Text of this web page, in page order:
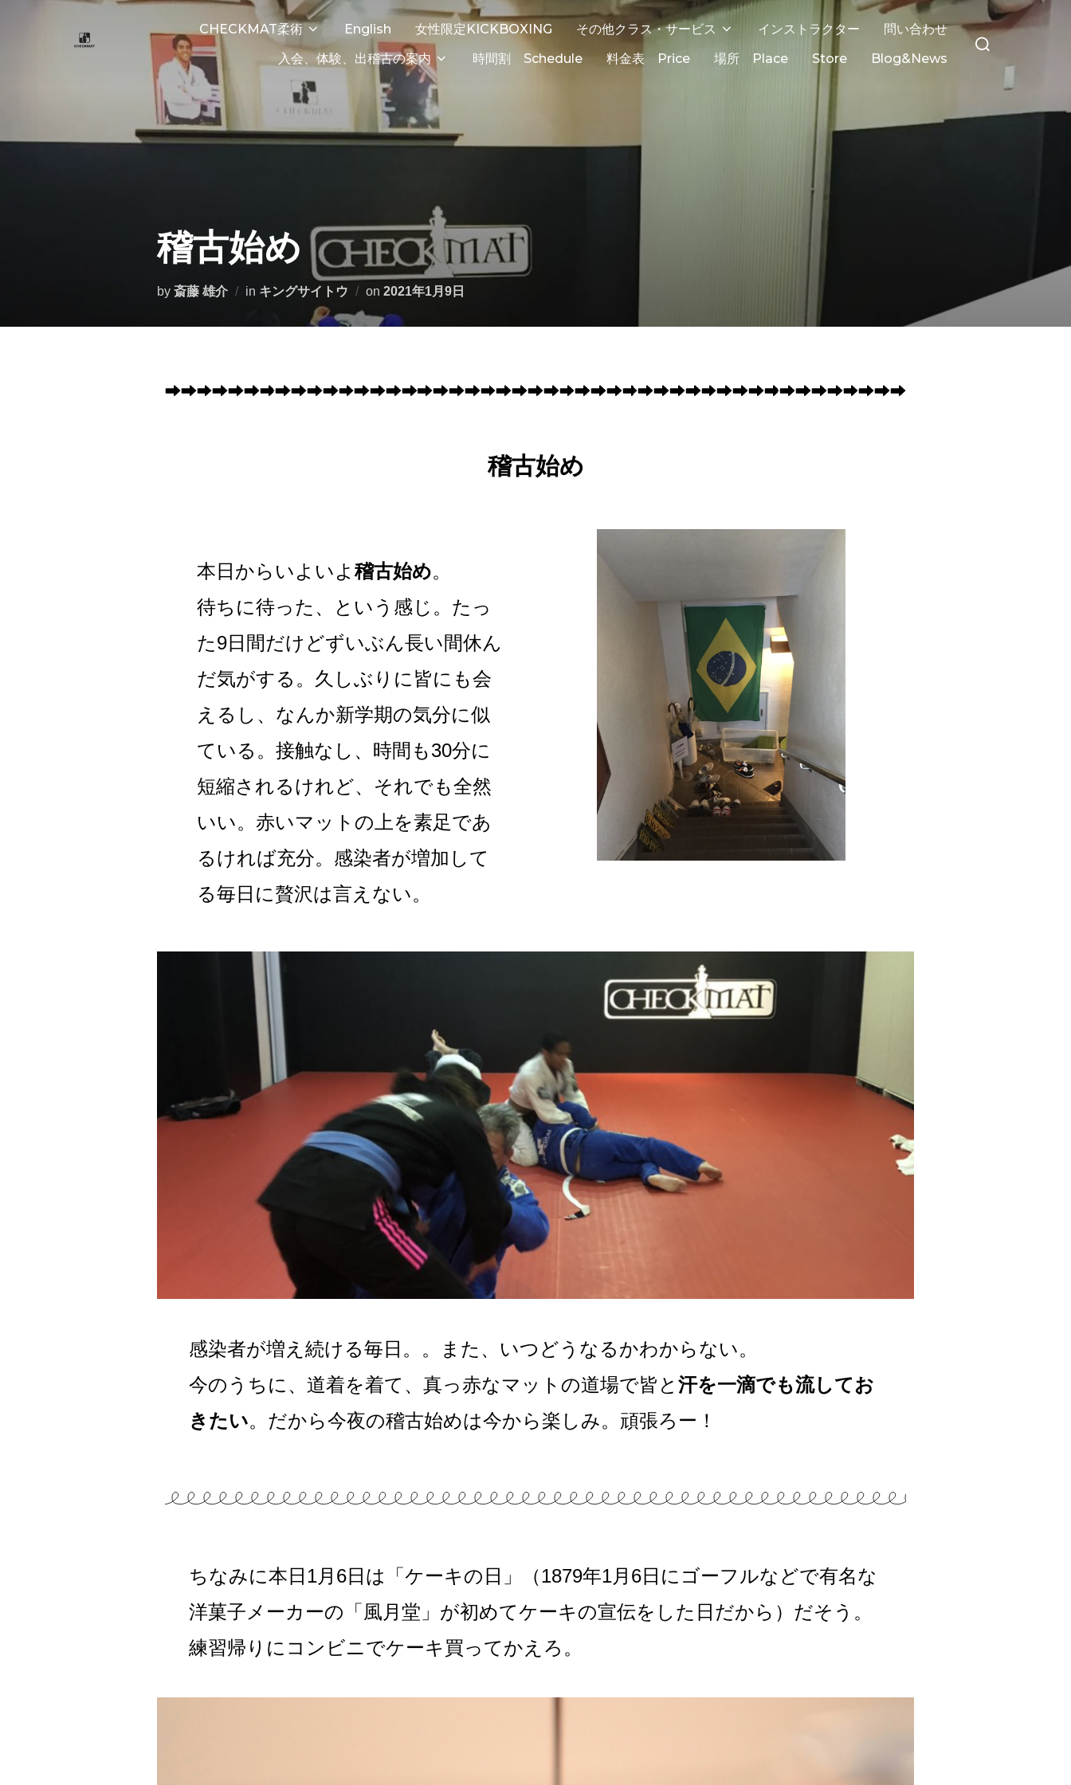
CHECKMAT柔術 English 女性限定KICKBOXING その他クラス・サービス インストラクター
問い合わせ
入会、体験、出稽古の案内
時間割 Schedule 料金表 Price 場所 Place Store Blog&News
稽古始め
by 斎藤 雄介 in キングサイトウ on 2021年1月9日
稽古始め
本日からいよいよ 稽古始め。
待ちに待った、という感じ。たっ
た9日間だけどずいぶん長い間休ん
だ気がする。久しぶりに皆にも会
えるし、なんか新学期の気分に似
ている。接触なし、時間も30分に
短縮されるけれど、それでも全然
いい。赤いマットの上を素足であ
るければ充分。感染者が増加して
る毎日に贅沢は言えない。
感染者が増え続ける毎日。。また、いつどうなるかわからない。
今のうちに、道着を着て、真っ赤なマットの道場で皆と 汗を一滴でも流してお
きたい。だから今夜の稽古始めは今から楽しみ。頑張ろー！
ちなみに本日1月6日は「ケーキの日」（1879年1月6日にゴーフルなどで有名な
洋菓子メーカーの「風月堂」が初めてケーキの宣伝をした日だから）だそう。
練習帰りにコンビニでケーキ買ってかえろ。